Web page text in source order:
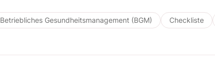
Betriebliches Gesundheitsmanagement (BGM) Checkliste